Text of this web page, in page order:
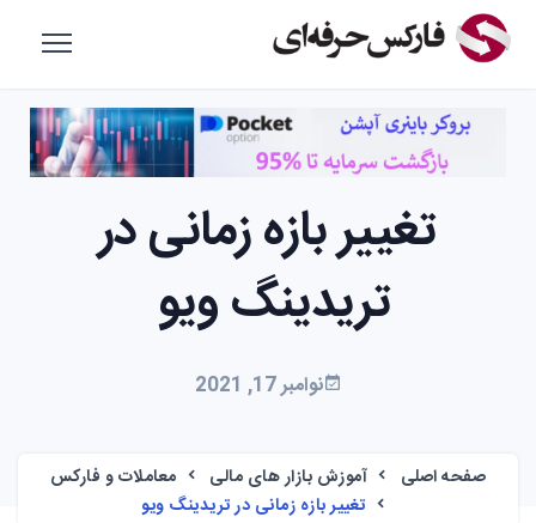
تغییر بازه زمانی در
تریدینگ ویو
نوامبر 17, 2021
صفحه اصلی آموزش بازار های مالی
معاملات و فارکس
تغییر بازه زمانی در تریدینگ ویو